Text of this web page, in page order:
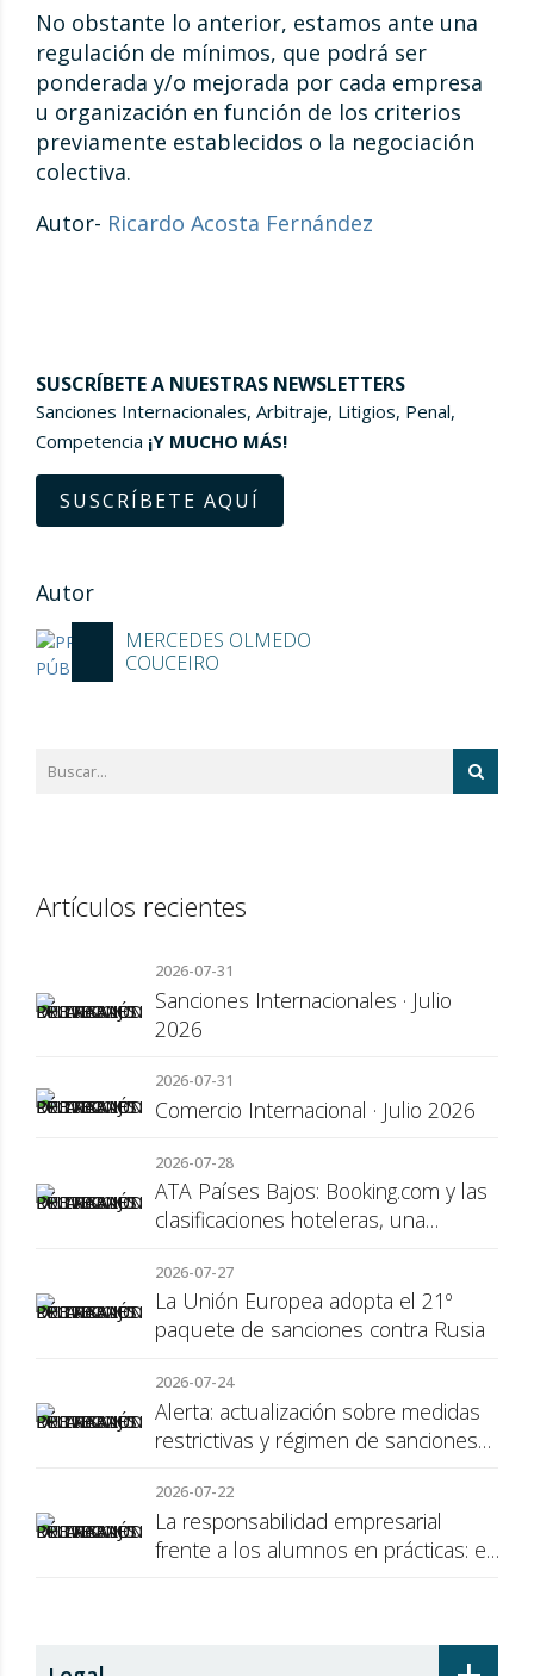
No obstante lo anterior, estamos ante una
regulación de mínimos, que podrá ser
ponderada y/o mejorada por cada empresa
u organización en función de los criterios
previamente establecidos o la negociación
colectiva.
Autor- Ricardo Acosta Fernández
SUSCRÍBETE A NUESTRAS NEWSLETTERS
Sanciones Internacionales, Arbitraje, Litigios, Penal,
Competencia ¡Y MUCHO MÁS!
SUSCRÍBETE AQUÍ
Autor
MERCEDES OLMEDO
COUCEIRO
Artículos recientes
2026-07-31
Sanciones Internacionales · Julio
2026
2026-07-31
Comercio Internacional · Julio 2026
2026-07-28
ATA Países Bajos: Booking.com y las
clasificaciones hoteleras, una
consumidor
2026-07-27
La Unión Europea adopta el 21º
paquete de sanciones contra Rusia
2026-07-24
Alerta: actualización sobre medidas
restrictivas y régimen de sanciones
2026-07-22
La responsabilidad empresarial
frente a los alumnos en prácticas: el